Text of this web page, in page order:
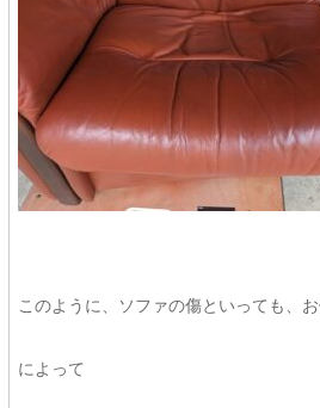
このように、ソファの傷といっても、
によって